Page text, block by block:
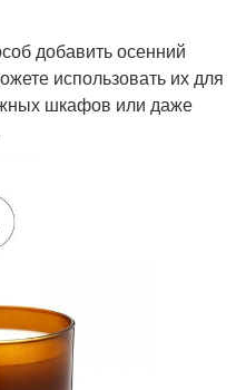
добавить осенний
использовать их для
шкафов или даже